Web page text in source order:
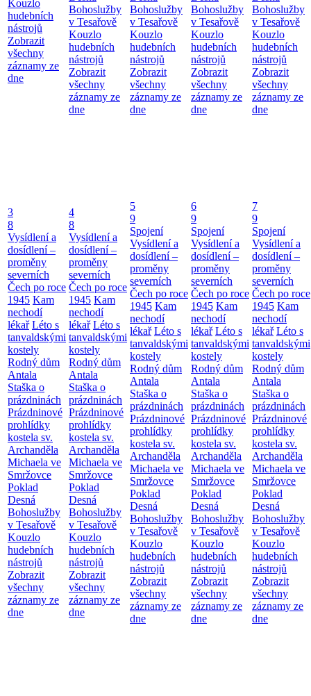
Kouzlo
hudebních
nástrojů
Zobrazit
všechny
záznamy ze
dne
Bohoslužby
v Tesařově
Kouzlo
hudebních
nástrojů
Zobrazit
všechny
záznamy ze
dne
Bohoslužby
v Tesařově
Kouzlo
hudebních
nástrojů
Zobrazit
všechny
záznamy ze
dne
Bohoslužby
v Tesařově
Kouzlo
hudebních
nástrojů
Zobrazit
všechny
záznamy ze
dne
Bohoslužby
v Tesařově
Kouzlo
hudebních
nástrojů
Zobrazit
všechny
záznamy ze
dne
3
8
Vysídlení a
dosídlení –
proměny
severních
Čech po roce
1945 Kam
nechodí
lékař Léto s
tanvaldskými
kostely
Rodný dům
Antala
Staška o
prázdninách
Prázdninové
prohlídky
kostela sv.
Archanděla
Michaela ve
Smržovce
Poklad
Desná
Bohoslužby
v Tesařově
Kouzlo
hudebních
nástrojů
Zobrazit
všechny
záznamy ze
dne
4
8
Vysídlení a
dosídlení –
proměny
severních
Čech po roce
1945 Kam
nechodí
lékař Léto s
tanvaldskými
kostely
Rodný dům
Antala
Staška o
prázdninách
Prázdninové
prohlídky
kostela sv.
Archanděla
Michaela ve
Smržovce
Poklad
Desná
Bohoslužby
v Tesařově
Kouzlo
hudebních
nástrojů
Zobrazit
všechny
záznamy ze
dne
5
9
Spojení
Vysídlení a
dosídlení –
proměny
severních
Čech po roce
1945 Kam
nechodí
lékař Léto s
tanvaldskými
kostely
Rodný dům
Antala
Staška o
prázdninách
Prázdninové
prohlídky
kostela sv.
Archanděla
Michaela ve
Smržovce
Poklad
Desná
Bohoslužby
v Tesařově
Kouzlo
hudebních
nástrojů
Zobrazit
všechny
záznamy ze
dne
6
9
Spojení
Vysídlení a
dosídlení –
proměny
severních
Čech po roce
1945 Kam
nechodí
lékař Léto s
tanvaldskými
kostely
Rodný dům
Antala
Staška o
prázdninách
Prázdninové
prohlídky
kostela sv.
Archanděla
Michaela ve
Smržovce
Poklad
Desná
Bohoslužby
v Tesařově
Kouzlo
hudebních
nástrojů
Zobrazit
všechny
záznamy ze
dne
7
9
Spojení
Vysídlení a
dosídlení –
proměny
severních
Čech po roce
1945 Kam
nechodí
lékař Léto s
tanvaldskými
kostely
Rodný dům
Antala
Staška o
prázdninách
Prázdninové
prohlídky
kostela sv.
Archanděla
Michaela ve
Smržovce
Poklad
Desná
Bohoslužby
v Tesařově
Kouzlo
hudebních
nástrojů
Zobrazit
všechny
záznamy ze
dne